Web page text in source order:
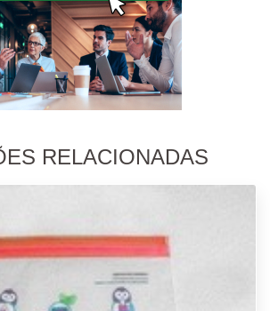
RELACIONADAS